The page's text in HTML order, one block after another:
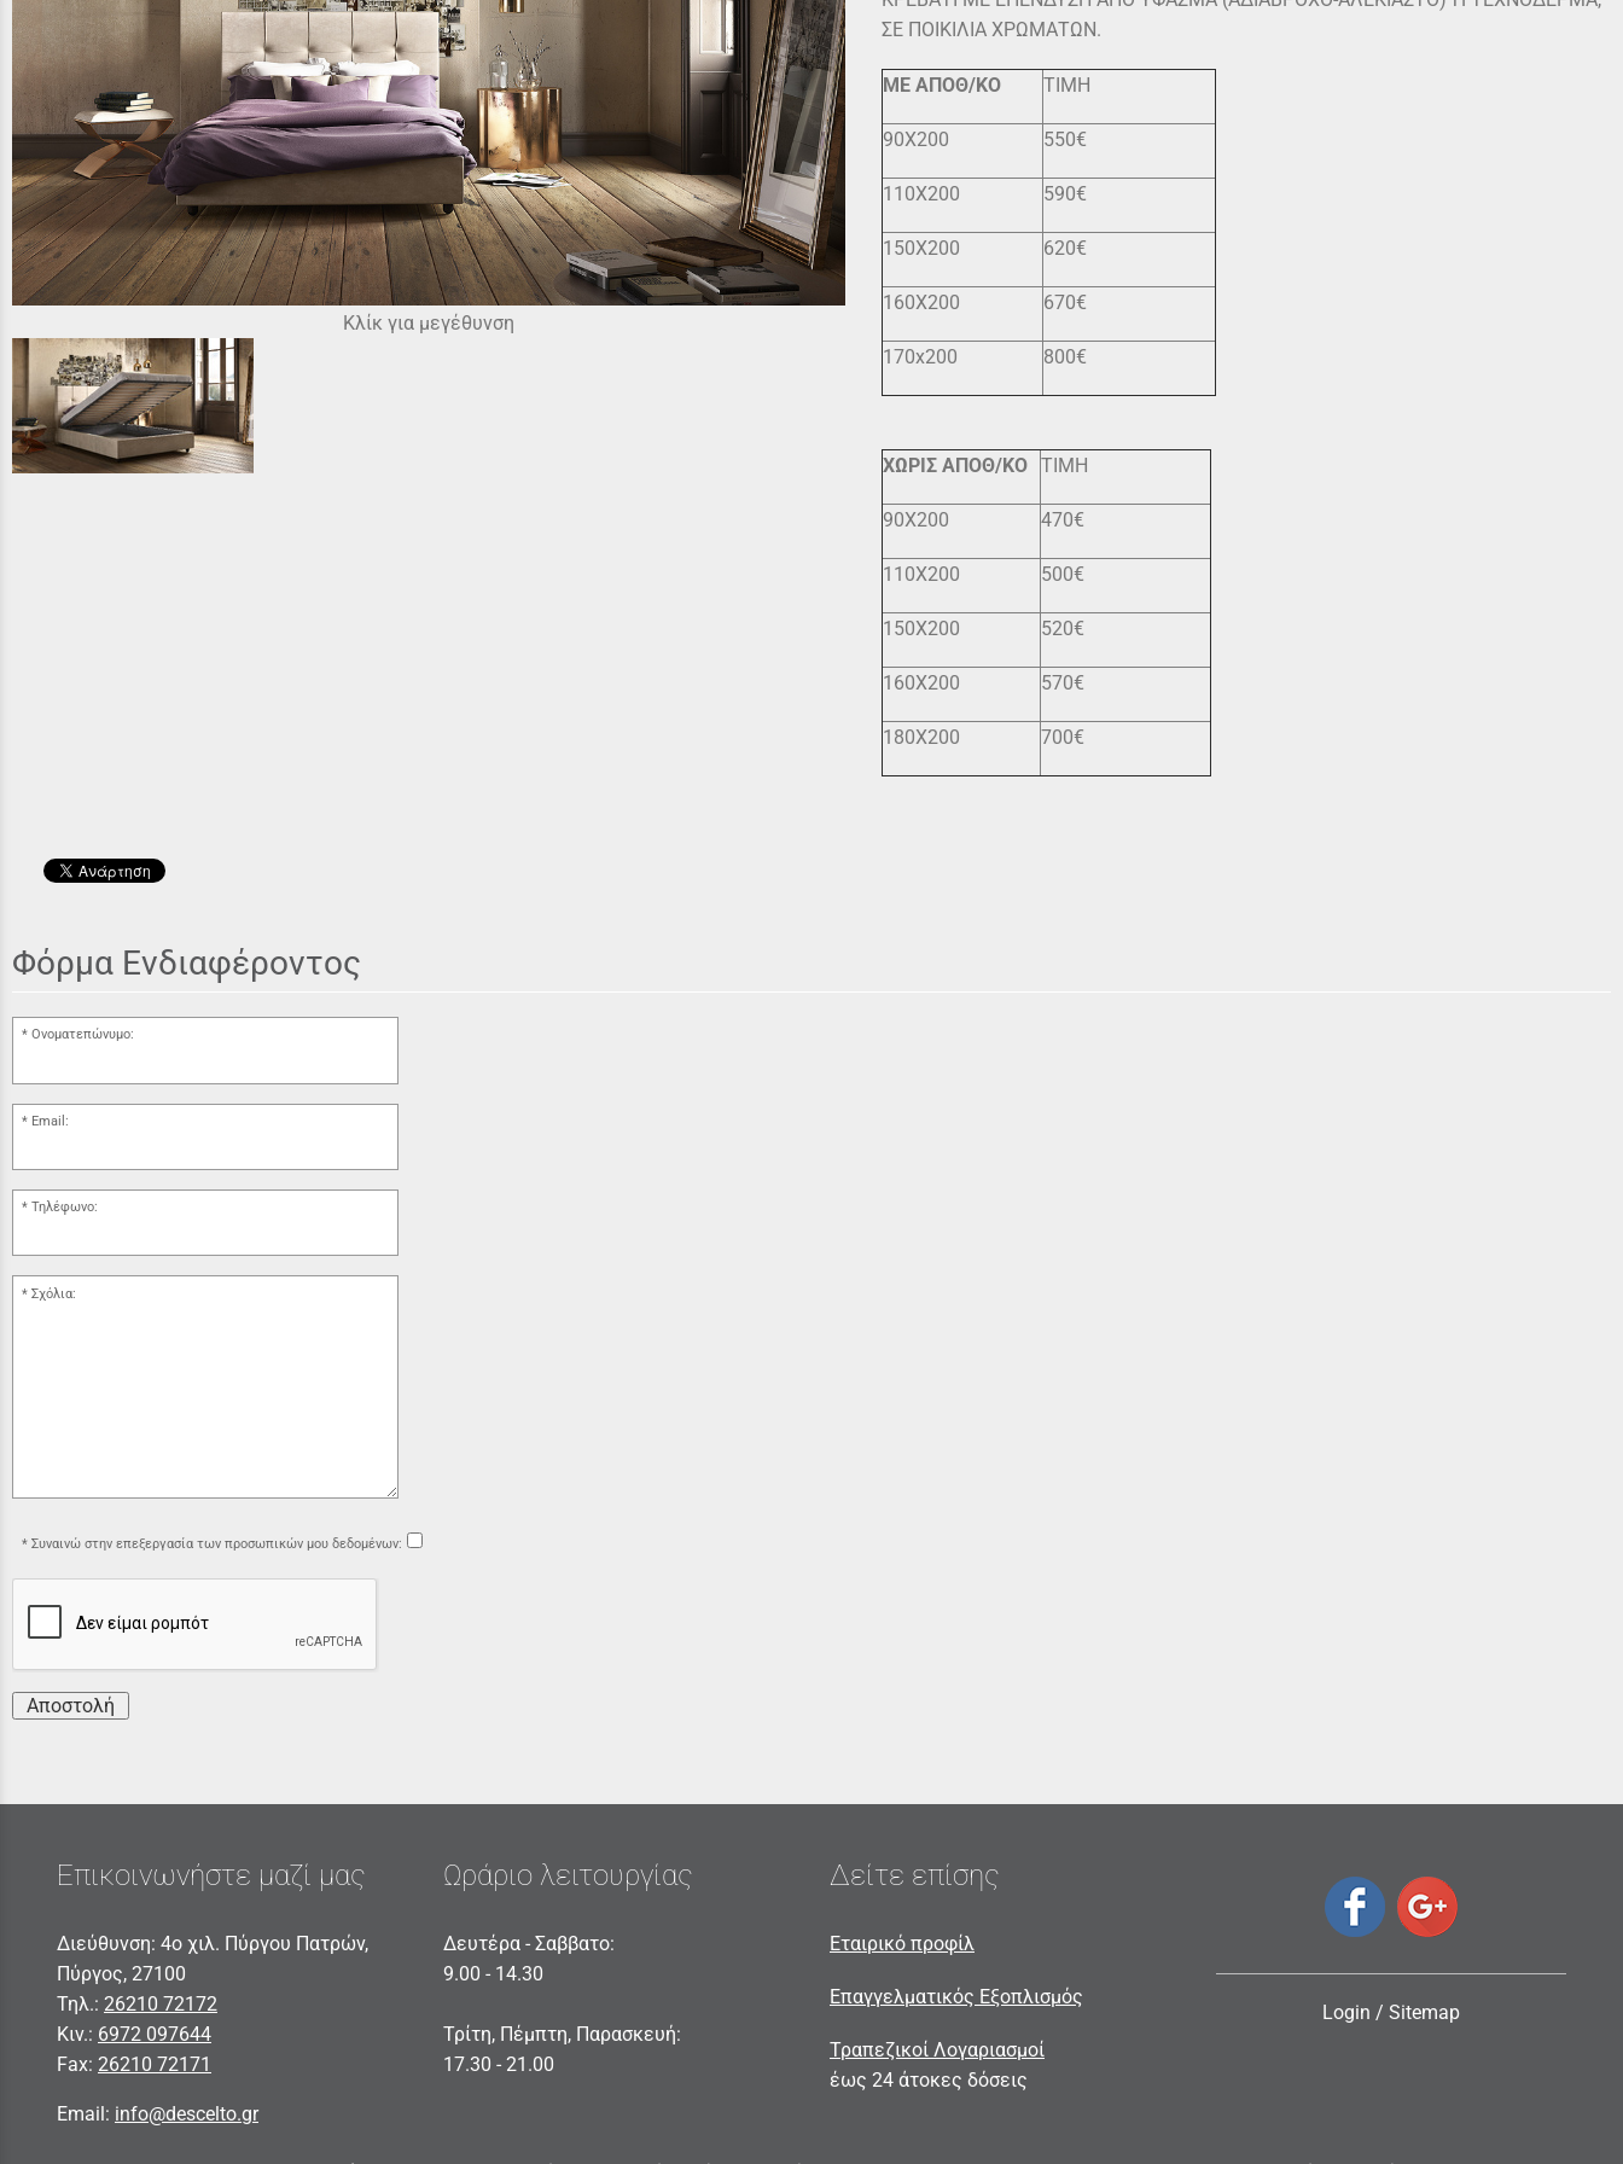
Κλίκ για μεγέθυνση
ΣΕ ΠΟΙΚΙΛΙΑ ΧΡΩΜΑΤΩΝ.
ΜΕ ΑΠΟΘ/ΚΟ ΤΙΜΗ
90X200 550€
110X200 590€
150Χ200 620€
160Χ200 670€
170x200 800€
ΧΩΡΙΣ ΑΠΟΘ/ΚΟ ΤΙΜΗ
90X200 470€
110X200 500€
150Χ200 520€
160Χ200 570€
180X200 700€
Φόρμα Ενδιαφέροντος
Ονοματεπώνυμο:
Email:
Τηλέφωνο:
Σχόλια:
Συναινώ στην επεξεργασία των προσωπικών μου δεδομένων:
Αποστολή
Επικοινωνήστε μαζί μας
Διεύθυνση: 4ο χιλ. Πύργου Πατρών,
Πύργος, 27100
Τηλ.: 26210 72172
Κιν.: 6972 097644
Fax: 26210 72171
Email: info@descelto.gr
Ωράριο λειτουργίας
Δευτέρα - Σαββατο:
9.00 - 14.30
Τρίτη, Πέμπτη, Παρασκευή:
17.30 - 21.00
Δείτε επίσης
Εταιρικό προφίλ
Επαγγελματικός Εξοπλισμός
Τραπεζικοί Λογαριασμοί
έως 24 άτοκες δόσεις
Login / Sitemap